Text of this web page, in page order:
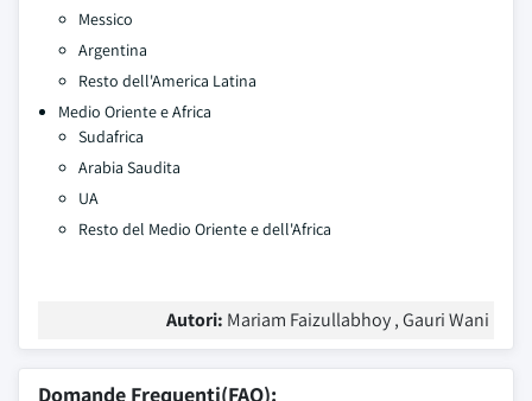
Messico
Argentina
Resto dell'America Latina
Medio Oriente e Africa
Sudafrica
Arabia Saudita
UA
Resto del Medio Oriente e dell'Africa
Autori: Mariam Faizullabhoy , Gauri Wani
Domande Frequenti(FAQ):